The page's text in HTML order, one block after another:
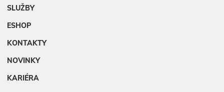
SLUŽBY
ESHOP
KONTAKTY
NOVINKY
KARIÉRA